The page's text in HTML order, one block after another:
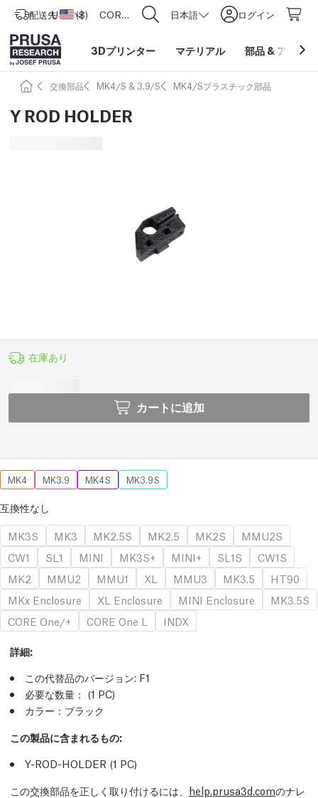
配送先 アメリカ合衆国
USD ($) CORE One L: Now In Stock! 日本語 ログイン
3Dプリンター マテリアル 部品 & アクセ
交換部品 MK4/S & 3.9/S MK4/Sプラスチック部品
Y ROD HOLDER
在庫あり
カートに追加
MK4 MK3.9 MK4S MK3.9S
互換性なし
MK3S
MK3 MK2.5S MK2.5 MK2S
MMU2S
CW1
SL1 MINI MK3S+ MINI+ SL1S
CW1S
MK2
MMU2 MMU1 XL MMU3 MK3.5
HT90
MKx Enclosure
XL Enclosure MINI Enclosure
MK3.5S
CORE One/+
CORE One L INDX
詳細:
この代替品のバージョン: F1
必要な数量： (1 PC)
カラー：ブラック
この製品に含まれるもの:
Y-ROD-HOLDER (1 PC)
この交換部品を正しく取り付けるには、 help.prusa3d.comのナレ